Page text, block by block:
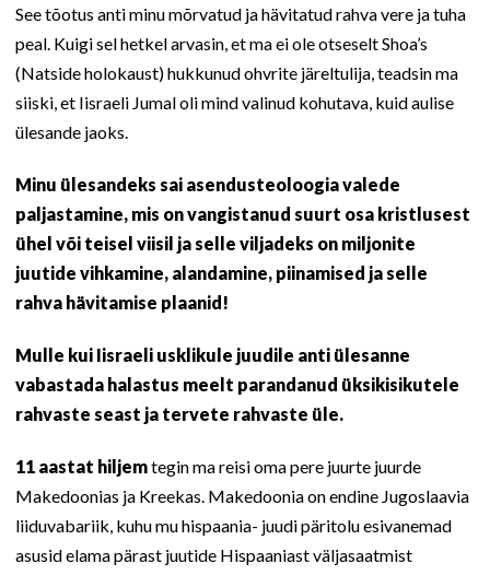
See tõotus anti minu mõrvatud ja hävitatud rahva vere ja tuha
peal. Kuigi sel hetkel arvasin, et ma ei ole otseselt Shoa’s
(Natside holokaust) hukkunud ohvrite järeltulija, teadsin ma
siiski, et Iisraeli Jumal oli mind valinud kohutava, kuid aulise
ülesande jaoks.
Minu ülesandeks sai asendusteoloogia valede
paljastamine, mis on vangistanud suurt osa kristlusest
ühel või teisel viisil ja selle viljadeks on miljonite
juutide vihkamine, alandamine, piinamised ja selle
rahva hävitamise plaanid!
Mulle kui Iisraeli usklikule juudile anti ülesanne
vabastada halastus meelt parandanud üksikisikutele
rahvaste seast ja tervete rahvaste üle.
11 aastat hiljemtegin ma reisi oma pere juurte juurde
Makedoonias ja Kreekas. Makedoonia on endine Jugoslaavia
liiduvabariik, kuhu mu hispaania- juudi päritolu esivanemad
asusid elama pärast juutide Hispaaniast väljasaatmist